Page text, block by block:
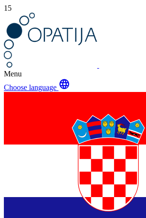
15
Menu
Choose language language